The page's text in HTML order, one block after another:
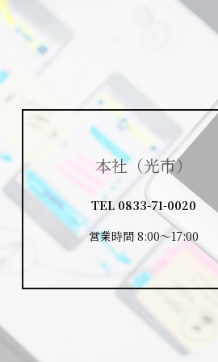
本社（光市）
TEL 0833-71-0020
営業時間 8:00～17:00